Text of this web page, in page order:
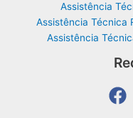
Assistência
Assistência Técnica
Assistência